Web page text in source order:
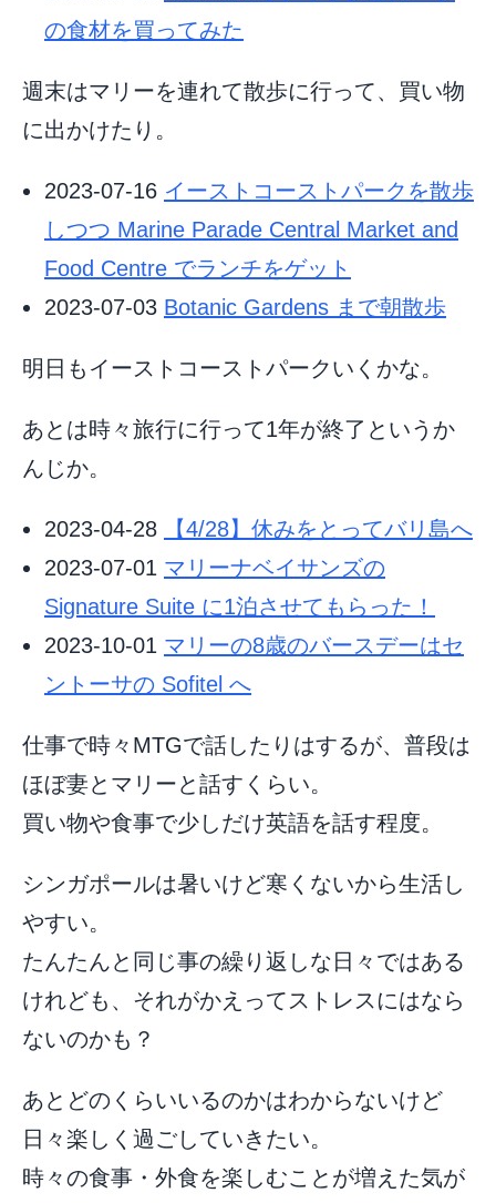
の食材を買ってみた
週末はマリーを連れて散歩に行って、買い物
に出かけたり。
2023-07-16 イーストコーストパークを散歩
しつつ Marine Parade Central Market and
Food Centre でランチをゲット
2023-07-03 Botanic Gardens まで朝散歩
明日もイーストコーストパークいくかな。
あとは時々旅行に行って1年が終了というか
んじか。
2023-04-28
【4/28】休みをとってバリ島へ
2023-07-01 マリーナベイサンズの
Signature Suite に1泊させてもらった！
2023-10-01 マリーの8歳のバースデーはセ
ントーサの Sofitel へ
仕事で時々MTGで話したりはするが、普段は
ほぼ妻とマリーと話すくらい。
買い物や食事で少しだけ英語を話す程度。
シンガポールは暑いけど寒くないから生活し
やすい。
たんたんと同じ事の繰り返しな日々ではある
けれども、それがかえってストレスにはなら
ないのかも？
あとどのくらいいるのかはわからないけど
日々楽しく過ごしていきたい。
時々の食事・外食を楽しむことが増えた気が